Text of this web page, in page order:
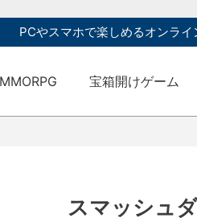
PCやスマホで楽しめるオンライ
MMORPG 宝箱開けゲーム
スマッシュ